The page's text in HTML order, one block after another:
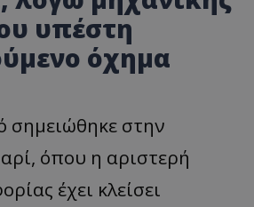
υπέστη
όχημα
σημειώθηκε στην
όπου η αριστερή
έχει κλείσει